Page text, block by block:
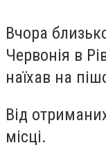
Вчора
Червонія в
наїхав на
Від
місці.